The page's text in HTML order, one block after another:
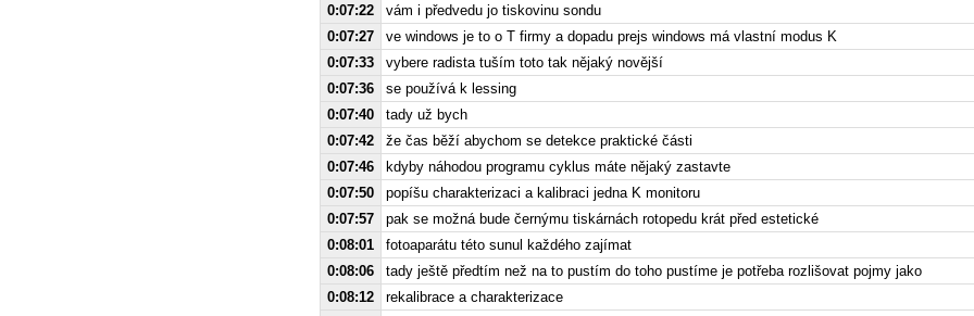
0:07:22
vám i předvedu jo tiskovinu sondu
0:07:27
ve windows je to o T firmy a dopadu prejs windows má vlastní modus K
0:07:33
vybere radista tuším toto tak nějaký novější
0:07:36
se používá k lessing
0:07:40
tady už bych
0:07:42
že čas běží abychom se detekce praktické části
0:07:46
kdyby náhodou programu cyklus máte nějaký zastavte
0:07:50
popíšu charakterizaci a kalibraci jedna K monitoru
0:07:57
pak se možná bude černýmu tiskárnách rotopedu krát před estetické
0:08:01
fotoaparátu této sunul každého zajímat
0:08:06
tady ještě předtím než na to pustím do toho pustíme je potřeba rozlišovat pojmy jako
0:08:12
rekalibrace a charakterizace